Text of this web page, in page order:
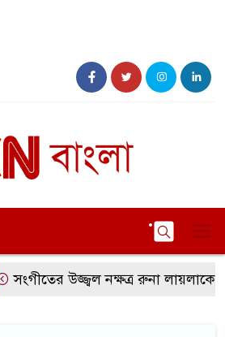
সংগীতের উজ্জ্বল নক্ষত্র রুনা লায়লাকে